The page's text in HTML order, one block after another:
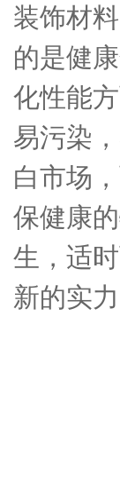
装饰材
的是健
化性能
易污染
白市场
保健康
生，适
新的实力